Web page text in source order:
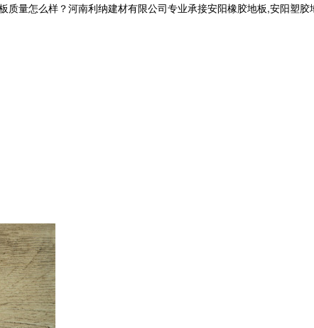
量怎么样？河南利纳建材有限公司专业承接安阳橡胶地板,安阳塑